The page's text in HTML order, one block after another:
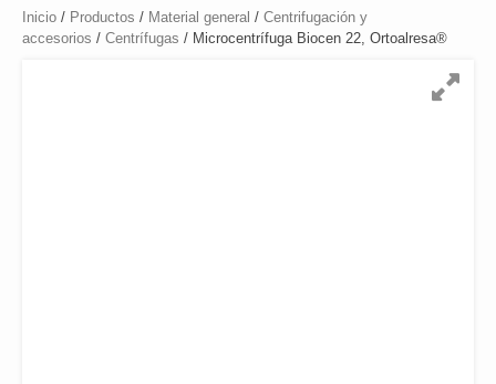
Inicio / Productos / Material general / Centrifugación y
accesorios / Centrífugas / Microcentrífuga Biocen 22, Ortoalresa®